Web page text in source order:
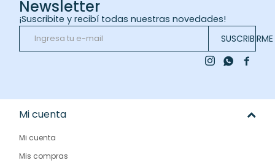
Newsletter
¡Suscribite y recibí todas nuestras novedades!
SUSCRIBIRME

 
Mi cuenta
Mi cuenta
Mis compras